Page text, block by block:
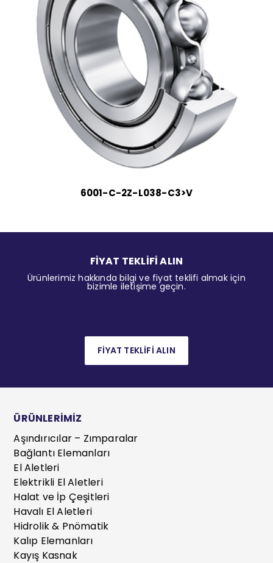
6001-C-2Z-L038-C3>V
FİYAT TEKLİFİ ALIN
Ürünlerimiz hakkında bilgi ve fiyat teklifi almak için
bizimle iletişime geçin.
FİYAT TEKLİFİ ALIN
ÜRÜNLERİMİZ
Aşındırıcılar – Zımparalar
Bağlantı Elemanları
El Aletleri
Elektrikli El Aletleri
Halat ve İp Çeşitleri
Havalı El Aletleri
Hidrolik & Pnömatik
Kalıp Elemanları
Kayış Kasnak